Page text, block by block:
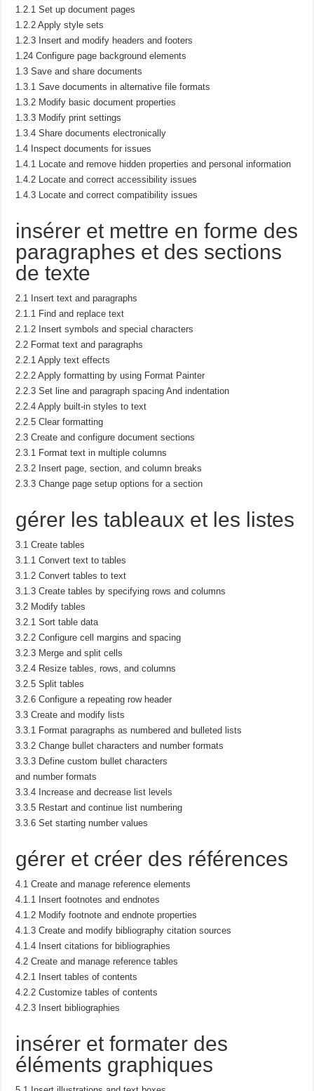
1.2.1 Set up document pages
1.2.2 Apply style sets
1.2.3 Insert and modify headers and footers
1.24 Configure page background elements
1.3 Save and share documents
1.3.1 Save documents in alternative file formats
1.3.2 Modify basic document properties
1.3.3 Modify print settings
1.3.4 Share documents electronically
1.4 Inspect documents for issues
1.4.1 Locate and remove hidden properties and personal information
1.4.2 Locate and correct accessibility issues
1.4.3 Locate and correct compatibility issues
insérer et mettre en forme des
paragraphes et des sections
de texte
2.1 Insert text and paragraphs
2.1.1 Find and replace text
2.1.2 Insert symbols and special characters
2.2 Format text and paragraphs
2.2.1 Apply text effects
2.2.2 Apply formatting by using Format Painter
2.2.3 Set line and paragraph spacing And indentation
2.2.4 Apply built-in styles to text
2.2.5 Clear formatting
2.3 Create and configure document sections
2.3.1 Format text in multiple columns
2.3.2 Insert page, section, and column breaks
2.3.3 Change page setup options for a section
gérer les tableaux et les listes
3.1 Create tables
3.1.1 Convert text to tables
3.1.2 Convert tables to text
3.1.3 Create tables by specifying rows and columns
3.2 Modify tables
3.2.1 Sort table data
3.2.2 Configure cell margins and spacing
3.2.3 Merge and split cells
3.2.4 Resize tables, rows, and columns
3.2.5 Split tables
3.2.6 Configure a repeating row header
3.3 Create and modify lists
3.3.1 Format paragraphs as numbered and bulleted lists
3.3.2 Change bullet characters and number formats
3.3.3 Define custom bullet characters
and number formats
3.3.4 Increase and decrease list levels
3.3.5 Restart and continue list numbering
3.3.6 Set starting number values
gérer et créer des références
4.1 Create and manage reference elements
4.1.1 Insert footnotes and endnotes
4.1.2 Modify footnote and endnote properties
4.1.3 Create and modify bibliography citation sources
4.1.4 Insert citations for bibliographies
4.2 Create and manage reference tables
4.2.1 Insert tables of contents
4.2.2 Customize tables of contents
4.2.3 Insert bibliographies
insérer et formater des
éléments graphiques